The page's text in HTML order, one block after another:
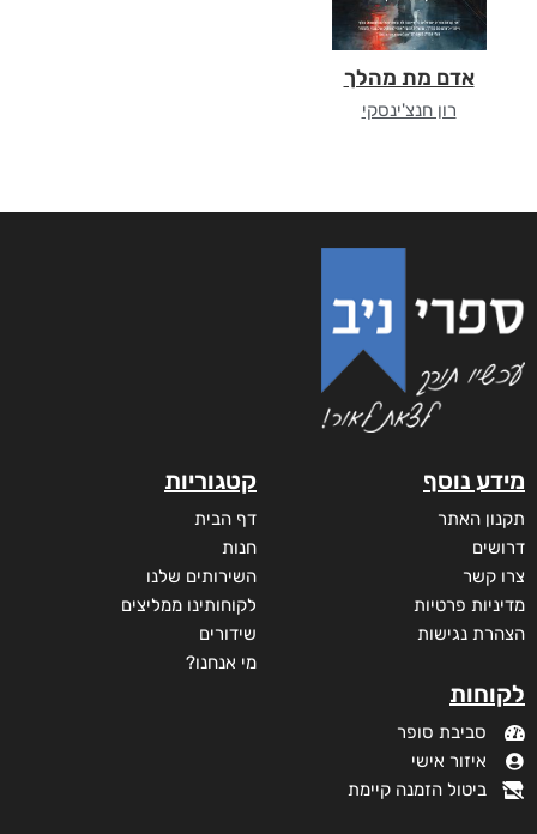
אדם מת מהלך
רון חנצ'ינסקי
מידע נוסף
תקנון האתר
דרושים
צרו קשר
מדיניות פרטיות
הצהרת נגישות
לקוחות
סביבת סופר
איזור אישי
ביטול הזמנה קיימת
קטגוריות
דף הבית
חנות
השירותים שלנו
לקוחותינו ממליצים
שידורים
מי אנחנו?